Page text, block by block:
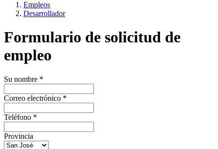
Empleos
Desarrollador
Formulario de solicitud de
empleo
Su nombre *
Correo electrónico *
Teléfono *
Provincia